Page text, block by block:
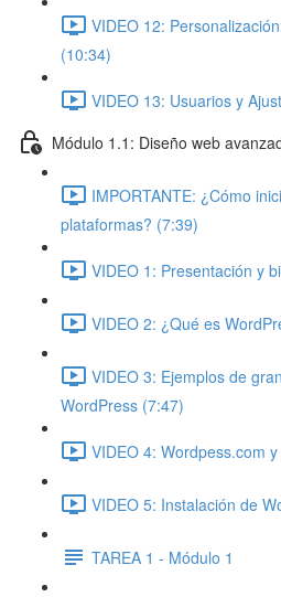
VIDEO 12:
(10:34)
VIDEO 13: Usuarios y
Módulo 1.1: Diseño web
IMPORTANTE: ¿Cómo
plataformas? (7:39)
VIDEO 1: Presentación y
VIDEO 2: ¿Qué es
VIDEO 3: Ejemplos de
WordPress (7:47)
VIDEO 4: Wordpess.com
VIDEO 5: Instalación de
TAREA 1 - Módulo 1